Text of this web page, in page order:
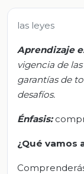
las leyes
Aprendizaje
vigencia de
garantías de
desafíos.
Énfasis:
¿Qué vamos